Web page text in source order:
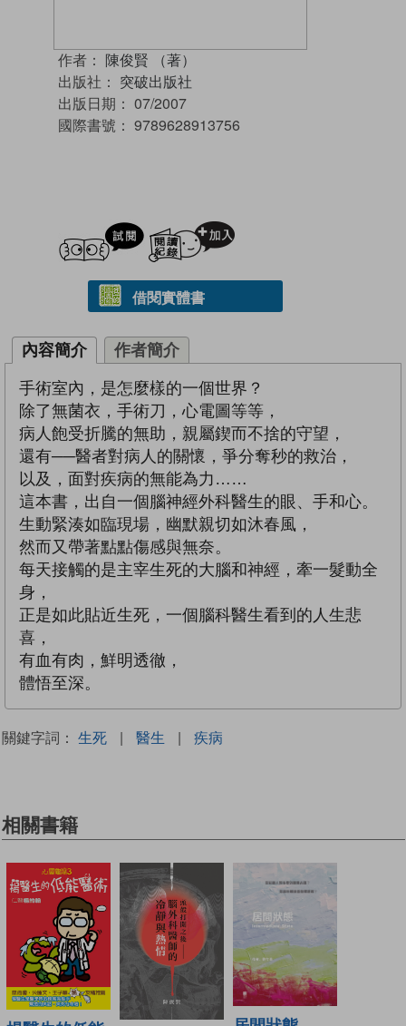
作者： 陳俊賢 （著）
出版社： 突破出版社
出版日期： 07/2007
國際書號： 9789628913756
試閲
借閱實體書
內容簡介 作者簡介
手術室內，是怎麼樣的一個世界？
除了無菌衣，手術刀，心電圖等等，
病人飽受折騰的無助，親屬鍥而不捨的守望，
還有──醫者對病人的關懷，爭分奪秒的救治，
以及，面對疾病的無能為力……
這本書，出自一個腦神經外科醫生的眼、手和心。
生動緊湊如臨現場，幽默親切如沐春風，
然而又帶著點點傷感與無奈。
每天接觸的是主宰生死的大腦和神經，牽一髮動全
身，
正是如此貼近生死，一個腦科醫生看到的人生悲
喜，
有血有肉，鮮明透徹，
體悟至深。
關鍵字詞： 生死 | 醫生 | 疾病
相關書籍